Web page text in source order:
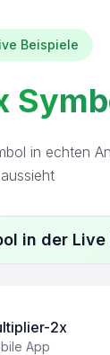
Beispiele
in echten
aussieht
in der Live
2x
App